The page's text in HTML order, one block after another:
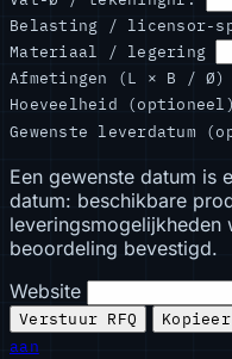
Belasting / licensor-
Materiaal / legering
Afmetingen (L × B / Ø)
Hoeveelheid (optioneel)
Gewenste leverdatum
Een gewenste datum is
datum: beschikbare
leveringsmogelijkheden
beoordeling bevestigd.
Website
Verstuur RFQ
aan